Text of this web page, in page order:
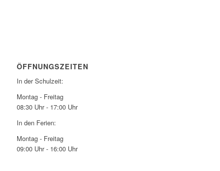
ÖFFNUNGSZEITEN
In der Schulzeit:
Montag - Freitag
08:30 Uhr - 17:00 Uhr
In den Ferien:
Montag - Freitag
09:00 Uhr - 16:00 Uhr